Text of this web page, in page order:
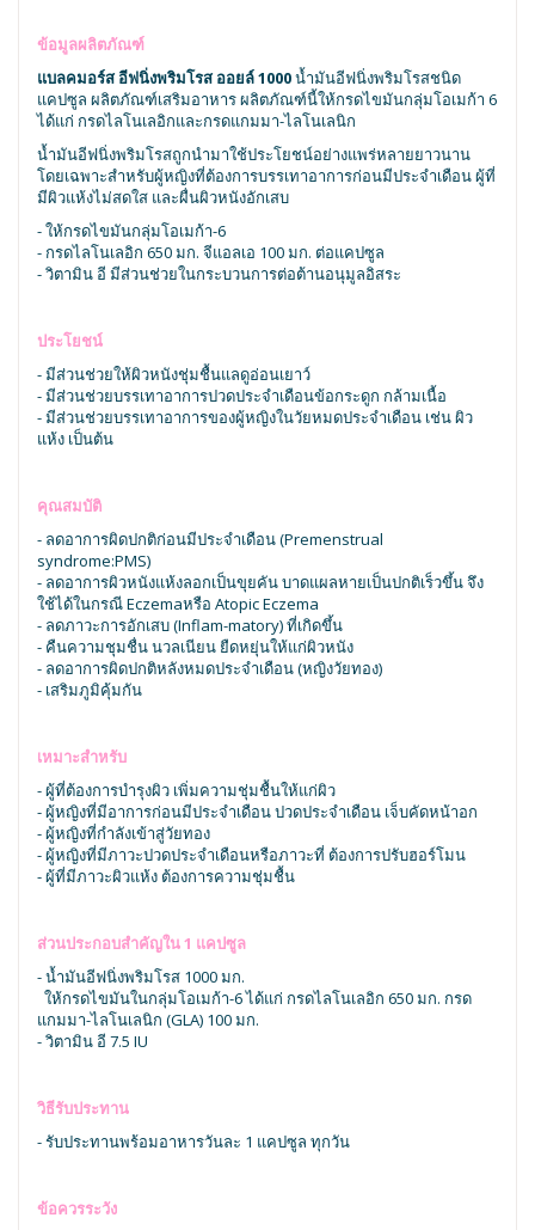
ข้อมูลผลิตภัณฑ์
แบลคมอร์ส อีฟนิ่งพริมโรส ออยล์ 1000น้ำมันอีฟนิ่งพริมโรสชนิด
แคปซูล ผลิตภัณฑ์เสริมอาหาร ผลิตภัณฑ์นี้ให้กรดไขมันกลุ่มโอเมก้า 6
ได้แก่ กรดไลโนเลอิกและกรดแกมมา-ไลโนเลนิก
น้ำมันอีฟนิ่งพริมโรสถูกนำมาใช้ประโยชน์อย่างแพร่หลายยาวนาน
โดยเฉพาะสำหรับผู้หญิงที่ต้องการบรรเทาอาการก่อนมีประจำเดือน ผู้ที่
มีผิวแห้งไม่สดใส และผื่นผิวหนังอักเสบ
- ให้กรดไขมันกลุ่มโอเมก้า-6
- กรดไลโนเลอิก 650 มก. จีแอลเอ 100 มก. ต่อแคปซูล
- วิตามิน อี มีส่วนช่วยในกระบวนการต่อต้านอนุมูลอิสระ
ประโยชน์
- มีส่วนช่วยให้ผิวหนังชุ่มชื้นแลดูอ่อนเยาว์
- มีส่วนช่วยบรรเทาอาการปวดประจำเดือนข้อกระดูก กล้ามเนื้อ
- มีส่วนช่วยบรรเทาอาการของผู้หญิงในวัยหมดประจำเดือน เช่น ผิว
แห้ง เป็นต้น
คุณสมบัติ
- ลดอาการผิดปกติก่อนมีประจำเดือน (Premenstrual
syndrome:PMS)
- ลดอาการผิวหนังแห้งลอกเป็นขุยคัน บาดแผลหายเป็นปกติเร็วขึ้น จึง
ใช้ได้ในกรณี Eczemaหรือ Atopic Eczema
- ลดภาวะการอักเสบ (Inflam-matory) ที่เกิดขึ้น
- คืนความชุมชื่น นวลเนียน ยืดหยุ่นให้แก่ผิวหนัง
- ลดอาการผิดปกติหลังหมดประจำเดือน (หญิงวัยทอง)
- เสริมภูมิคุ้มกัน
เหมาะสำหรับ
- ผู้ที่ต้องการบำรุงผิว เพิ่มความชุ่มชื้นให้แก่ผิว
- ผู้หญิงที่มีอาการก่อนมีประจำเดือน ปวดประจำเดือน เจ็บคัดหน้าอก
- ผู้หญิงที่กำลังเข้าสู่วัยทอง
- ผู้หญิงที่มีภาวะปวดประจำเดือนหรือภาวะที่ ต้องการปรับฮอร์โมน
- ผู้ที่มีภาวะผิวแห้ง ต้องการความชุ่มชื้น
ส่วนประกอบสำคัญใน 1 แคปซูล
- น้ำมันอีฟนิ่งพริมโรส 1000 มก.
ให้กรดไขมันในกลุ่มโอเมก้า-6 ได้แก่ กรดไลโนเลอิก 650 มก. กรด
แกมมา-ไลโนเลนิก (GLA) 100 มก.
- วิตามิน อี 7.5 IU
วิธีรับประทาน
- รับประทานพร้อมอาหารวันละ 1 แคปซูล ทุกวัน
ข้อควรระวัง